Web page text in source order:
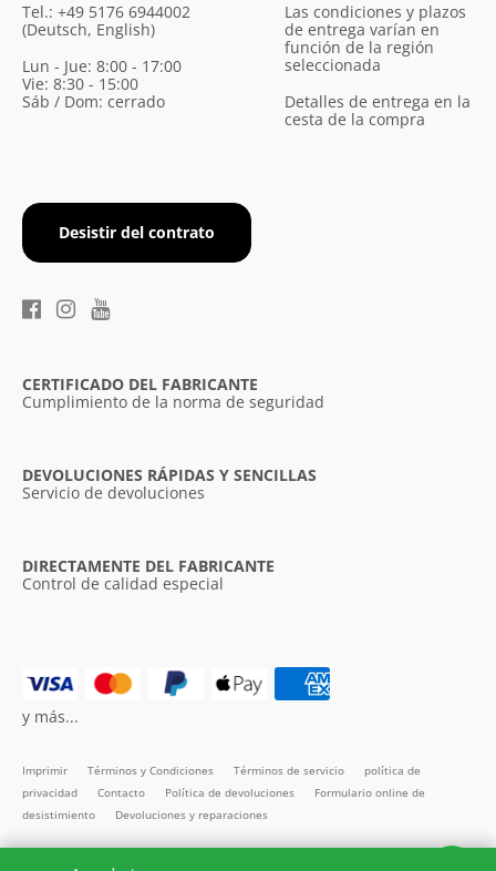
Tel.: +49 5176 6944002
(Deutsch, English)
Lun - Jue: 8:00 - 17:00
Vie: 8:30 - 15:00
Sáb / Dom: cerrado
Desistir del contrato
Las condiciones y plazos
de entrega varían en
función de la región
seleccionada
Detalles de entrega en la
cesta de la compra
CERTIFICADO DEL FABRICANTE
Cumplimiento de la norma de seguridad
DEVOLUCIONES RÁPIDAS Y SENCILLAS
Servicio de devoluciones
DIRECTAMENTE DEL FABRICANTE
Control de calidad especial
Imprimir Términos y Condiciones Términos de servicio
política de
privacidad
Contacto Política de devoluciones
Formulario online de
desistimiento
Devoluciones y reparaciones
Todos los precios incl. IVA
y más...